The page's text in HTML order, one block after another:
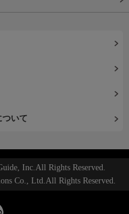
ついて
Inc.All Rights Reserved.
Co., Ltd.All Rights Reserved.